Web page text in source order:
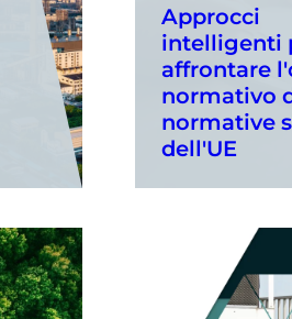
Approcci
intelligenti
affrontare
normativo
normative
dell'UE